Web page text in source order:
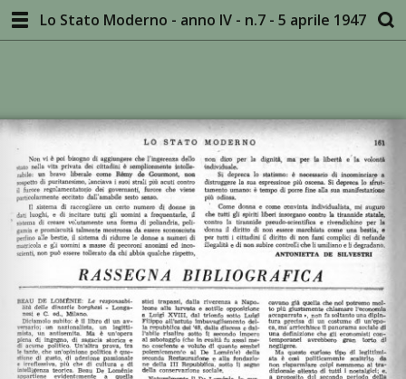
Lo Stato Moderno - anno IV - n.7 - 5 aprile 1947